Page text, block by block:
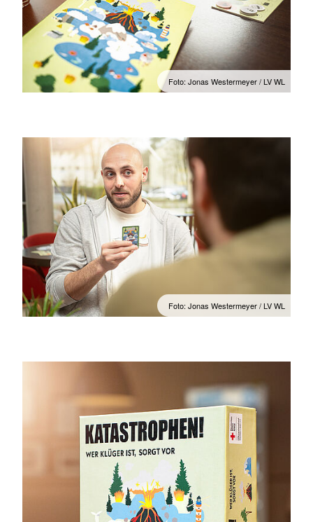
Foto: Jonas Westermeyer / LV WL
Foto: Jonas Westermeyer / LV WL